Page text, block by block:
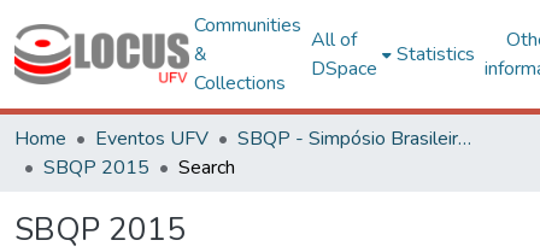
Communities
&
Collections
All of
DSpace
Statistics
Home Eventos UFV
SBQP - Simpósio Brasileiro de Qualidade do Projeto no Ambiente Construído
SBQP 2015
Search
SBQP 2015